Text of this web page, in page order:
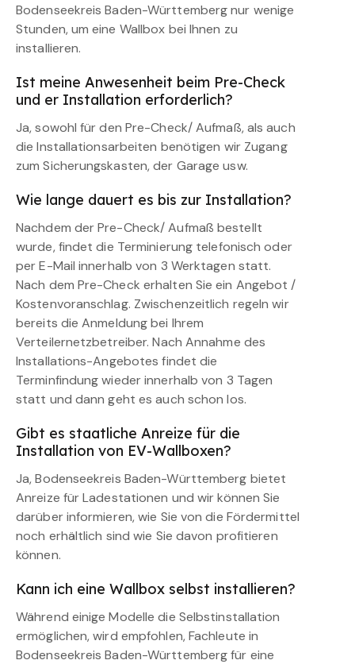
Bodenseekreis Baden-Württemberg nur wenige
Stunden, um eine Wallbox bei Ihnen zu
installieren.
Ist meine Anwesenheit beim Pre-Check
und er Installation erforderlich?
Ja, sowohl für den Pre-Check/ Aufmaß, als auch
die Installationsarbeiten benötigen wir Zugang
zum Sicherungskasten, der Garage usw.
Wie lange dauert es bis zur Installation?
Nachdem der Pre-Check/ Aufmaß bestellt
wurde, findet die Terminierung telefonisch oder
per E-Mail innerhalb von 3 Werktagen statt.
Nach dem Pre-Check erhalten Sie ein Angebot /
Kostenvoranschlag. Zwischenzeitlich regeln wir
bereits die Anmeldung bei Ihrem
Verteilernetzbetreiber. Nach Annahme des
Installations-Angebotes findet die
Terminfindung wieder innerhalb von 3 Tagen
statt und dann geht es auch schon los.
Gibt es staatliche Anreize für die
Installation von EV-Wallboxen?
Ja, Bodenseekreis Baden-Württemberg bietet
Anreize für Ladestationen und wir können Sie
darüber informieren, wie Sie von die Fördermittel
noch erhältlich sind wie Sie davon profitieren
können.
Kann ich eine Wallbox selbst installieren?
Während einige Modelle die Selbstinstallation
ermöglichen, wird empfohlen, Fachleute in
Bodenseekreis Baden-Württemberg für eine